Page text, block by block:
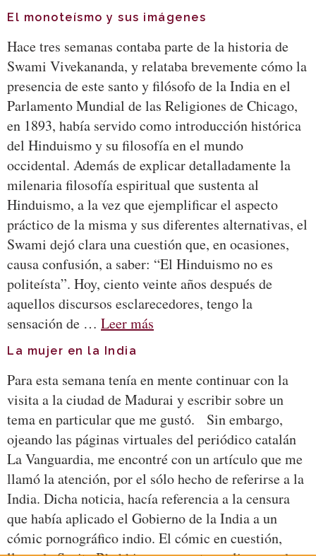
El monoteísmo y sus imágenes
Hace tres semanas contaba parte de la historia de
Swami Vivekananda, y relataba brevemente cómo la
presencia de este santo y filósofo de la India en el
Parlamento Mundial de las Religiones de Chicago,
en 1893, había servido como introducción histórica
del Hinduismo y su filosofía en el mundo
occidental. Además de explicar detalladamente la
milenaria filosofía espiritual que sustenta al
Hinduismo, a la vez que ejemplificar el aspecto
práctico de la misma y sus diferentes alternativas, el
Swami dejó clara una cuestión que, en ocasiones,
causa confusión, a saber: “El Hinduismo no es
politeísta”. Hoy, ciento veinte años después de
aquellos discursos esclarecedores, tengo la
sensación de … Leer más
La mujer en la India
Para esta semana tenía en mente continuar con la
visita a la ciudad de Madurai y escribir sobre un
tema en particular que me gustó. Sin embargo,
ojeando las páginas virtuales del periódico catalán
La Vanguardia, me encontré con un artículo que me
llamó la atención, por el sólo hecho de referirse a la
India. Dicha noticia, hacía referencia a la censura
que había aplicado el Gobierno de la India a un
cómic pornográfico indio. El cómic en cuestión,